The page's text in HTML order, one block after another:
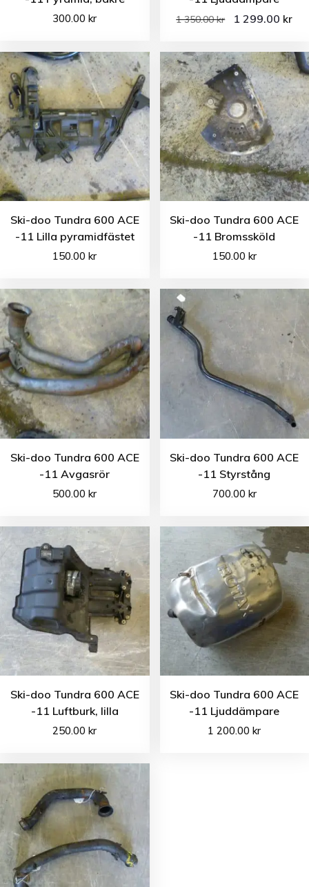
300.00kr 1 350.00kr 1 299.00 kr
Ski-doo Tundra 600 ACE
-11 Lilla pyramidfästet
150.00kr
Ski-doo Tundra 600 ACE
-11 Bromssköld
150.00 kr
Ski-doo Tundra 600 ACE
-11 Avgasrör
500.00kr
Ski-doo Tundra 600 ACE
-11 Styrstång
700.00 kr
Ski-doo Tundra 600 ACE
-11 Luftburk, lilla
250.00kr
Ski-doo Tundra 600 ACE
-11 Ljuddämpare
1 200.00kr